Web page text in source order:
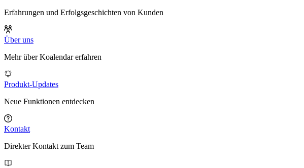
Erfahrungen und Erfolgsgeschichten von Kunden
Über uns
Mehr über Koalendar erfahren
Produkt-Updates
Neue Funktionen entdecken
Kontakt
Direkter Kontakt zum Team